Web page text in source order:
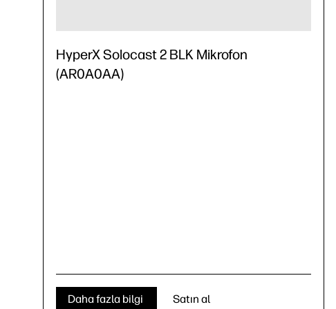
HyperX Solocast 2 BLK Mikrofon
(AR0A0AA)
Daha fazla bilgi Satın al